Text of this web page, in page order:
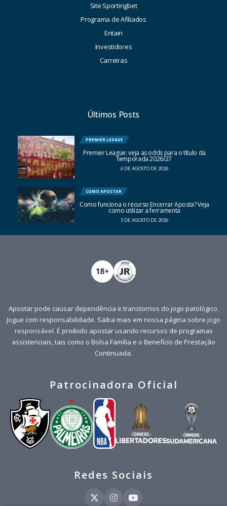
Site Sportingbet
Programa de Afiliados
Entain
Investidores
Carreiras
Últimos Posts
PREMIER LEAGUE
Premier League: veja as odds para o título da
temporada 2026/27
6 DE AGOSTO DE 2026
COMO APOSTAR
Como funciona o recurso Encerrar Aposta? Veja
como utilizar a ferramenta
5 DE AGOSTO DE 2026
Apostar pode causar dependência e transtornos do jogo patológico.
Jogue com responsabilidade. Saiba mais em nossa página sobre jogo
responsável. É proibido apostar usando recursos de programas
assistenciais, tais como o Bolsa Família e o Benefício de Prestação
Continuada.
Patrocinadora Oficial
Redes Sociais